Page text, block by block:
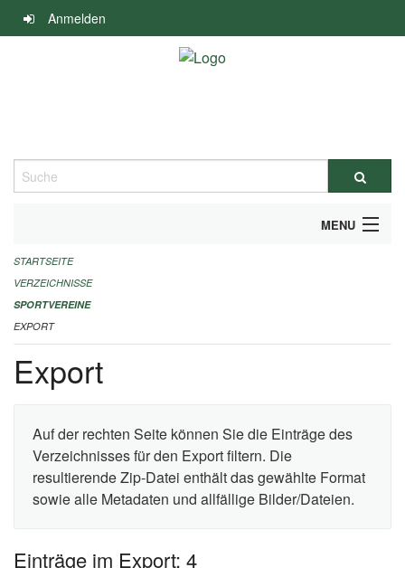
Navigation
überspringen
Anmelden
Suche
MENU
ALLGEMEINE INFORMATIONEN
FINANZIELLE UNTERSTÜTZUNG BENÖTIGT?
KONTAKT
STARTSEITE
VERZEICHNISSE
SPORTVEREINE
EXPORT
Export
Auf der rechten Seite können Sie die Einträge des
Verzeichnisses für den Export filtern. Die
resultierende Zip-Datei enthält das gewählte Format
sowie alle Metadaten und allfällige Bilder/Dateien.
Einträge im Export: 4